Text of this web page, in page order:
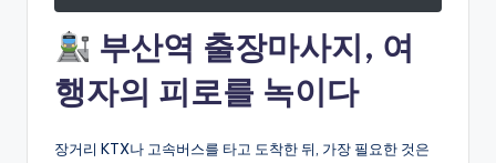
부산역 출장마사지, 여
행자의 피로를 녹이다
장거리 KTX나 고속버스를 타고 도착한 뒤, 가장 필요한 것은